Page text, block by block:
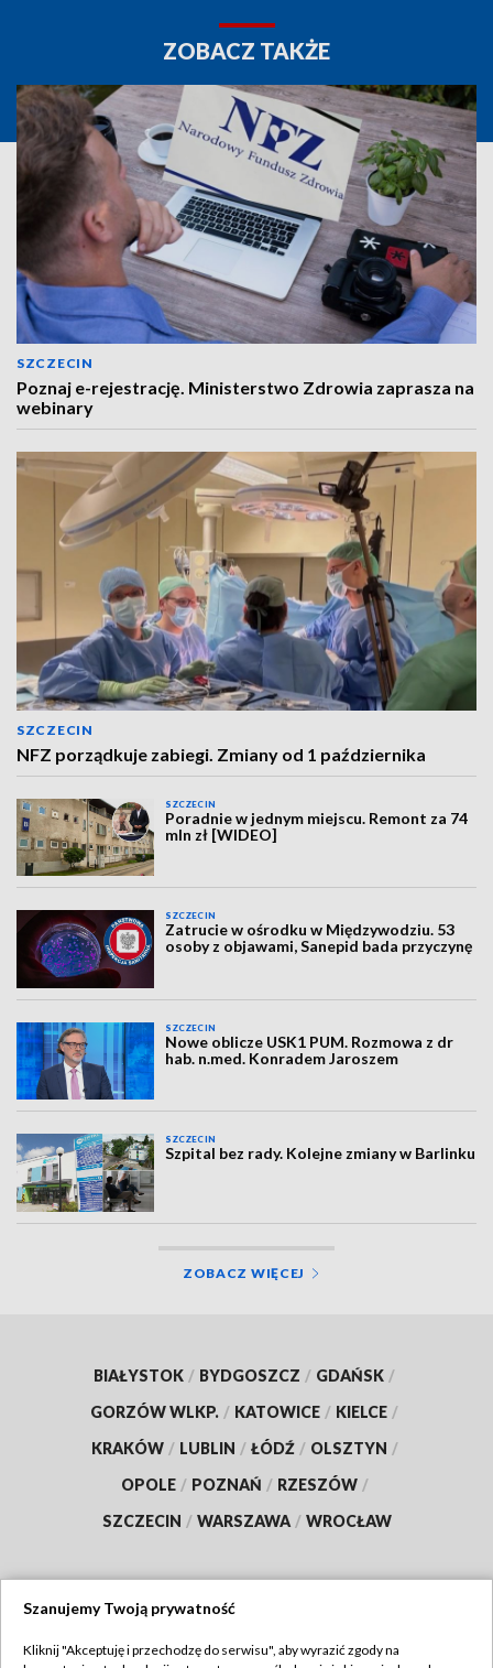
ZOBACZ TAKŻE
SZCZECIN
Poznaj e-rejestrację. Ministerstwo Zdrowia zaprasza na
webinary
SZCZECIN
NFZ porządkuje zabiegi. Zmiany od 1 października
SZCZECIN
Poradnie w jednym miejscu. Remont za 74
mln zł [WIDEO]
SZCZECIN
Zatrucie w ośrodku w Międzywodziu. 53
osoby z objawami, Sanepid bada przyczynę
SZCZECIN
Nowe oblicze USK1 PUM. Rozmowa z dr
hab. n.med. Konradem Jaroszem
SZCZECIN
Szpital bez rady. Kolejne zmiany w Barlinku
ZOBACZ WIĘCEJ
BIAŁYSTOK / BYDGOSZCZ / GDAŃSK /
GORZÓW WLKP. / KATOWICE / KIELCE /
KRAKÓW / LUBLIN / ŁÓDŹ / OLSZTYN /
OPOLE / POZNAŃ / RZESZÓW /
SZCZECIN / WARSZAWA / WROCŁAW
Szanujemy Twoją prywatność
Kliknij "Akceptuję i przechodzę do serwisu", aby wyrazić zgody na